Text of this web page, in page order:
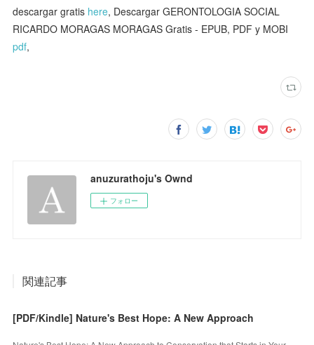
descargar gratis here, Descargar GERONTOLOGIA SOCIAL
RICARDO MORAGAS MORAGAS Gratis - EPUB, PDF y MOBI
pdf,
anuzurathoju's Ownd
フォロー
関連記事
[PDF/Kindle] Nature's Best Hope: A New Approach